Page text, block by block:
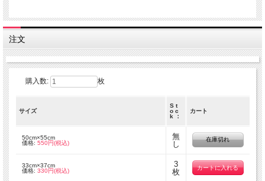
在庫状況によっては50 x 110cm単位でカットされた商品でのお届けとなりま
す。
数量 １ ＝ 50 cm ( 50 x 110 cm )
数量 ３ ＝ 1.5 m ( 150 x 110 cm )
注文
購入数: 枚
サイズ
S t
o c
k ：
カート
50cm×55cm
価格: 550円(税込)
無
し
在庫切れ
33cm×37cm
価格: 330円(税込)
3
枚